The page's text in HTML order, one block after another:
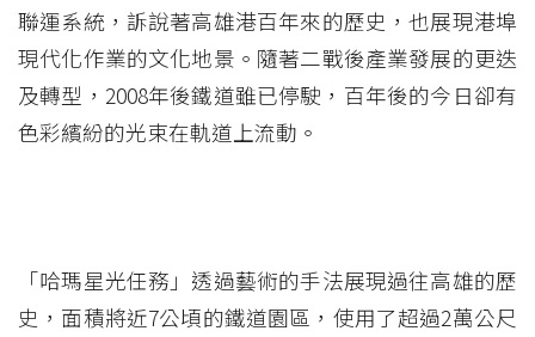
聯運系統，訴說著高雄港百年來的歷史，也展現港埠
現代化作業的文化地景。隨著二戰後產業發展的更迭
及轉型，2008年後鐵道雖已停駛，百年後的今日卻有
色彩繽紛的光束在軌道上流動。
「哈瑪星光任務」透過藝術的手法展現過往高雄的歷
史，面積將近7公頃的鐵道園區，使用了超過2萬公尺